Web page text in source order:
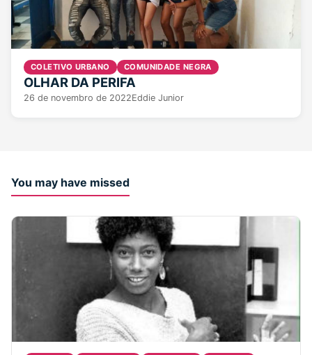
COLETIVO URBANO COMUNIDADE NEGRA
OLHAR DA PERIFA
26 de novembro de 2022Eddie Junior
You may have missed